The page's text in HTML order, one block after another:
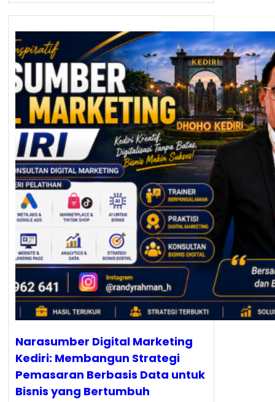
Narasumber Digital Marketing
Kediri: Membangun Strategi
Pemasaran Berbasis Data untuk
Bisnis yang Bertumbuh